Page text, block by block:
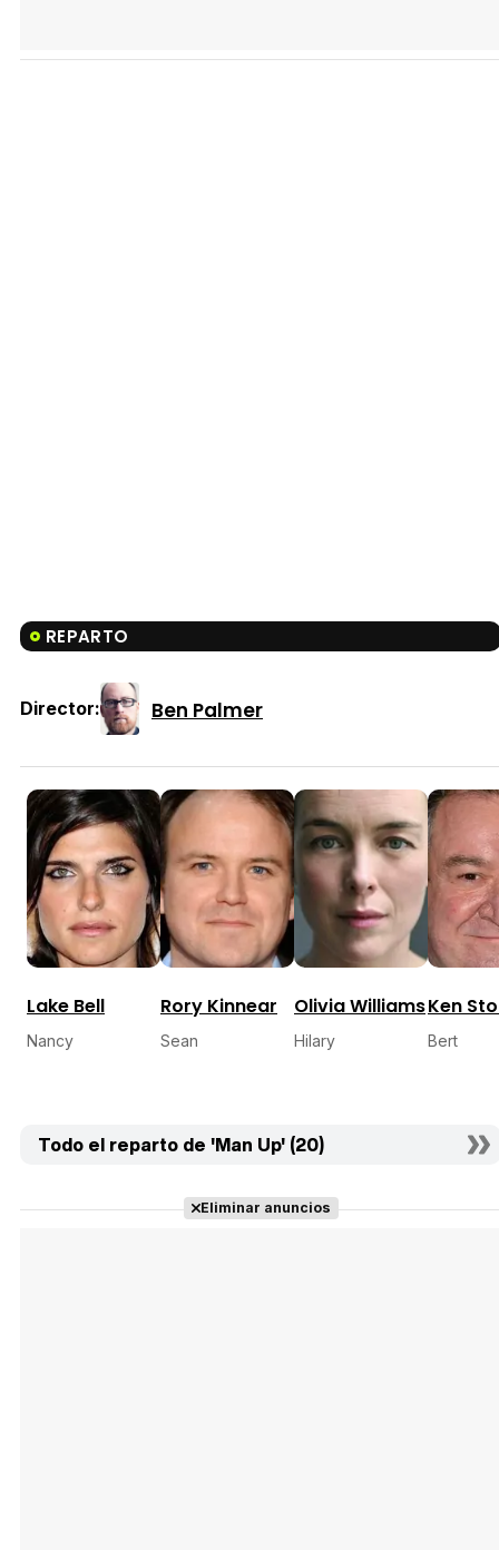
REPARTO
Director: Ben Palmer
Lake Bell
Nancy
Rory Kinnear
Sean
Olivia Williams
Hilary
Ken
Bert
Todo el reparto de 'Man Up' (20)
Eliminar anuncios